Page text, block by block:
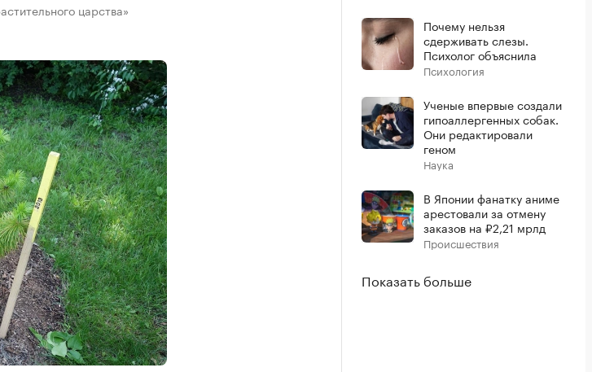
царства»
Почему нельзя
сдерживать слезы.
Психолог объяснила
Психология
Ученые впервые создали
гипоаллергенных собак.
Они редактировали
геном
Наука
В Японии фанатку аниме
арестовали за отмену
заказов на ₽2,21 мрлд
Происшествия
Показать больше